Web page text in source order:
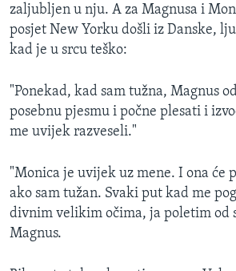
zaljubljen u nju. A za Magnusa i
posjet New Yorku došli iz Danske,
kad je u srcu teško:
"Ponekad, kad sam tužna, Magnus
posebnu pjesmu i počne plesati i
me uvijek razveseli."
"Monica je uvijek uz mene. I ona će
ako sam tužan. Svaki put kad me
divnim velikim očima, ja poletim od
Magnus.